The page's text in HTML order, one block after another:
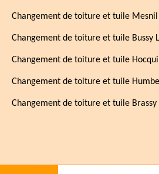
Changement de toiture et tuile Mesnil
Changement de toiture et tuile Bussy
Changement de toiture et tuile
Changement de toiture et tuile
Changement de toiture et tuile Brassy